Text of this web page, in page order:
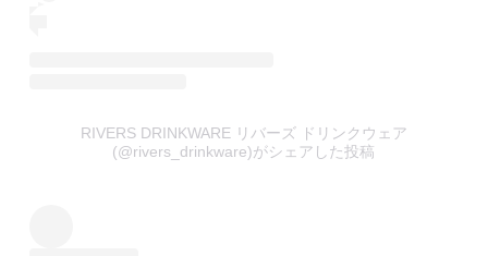
RIVERS DRINKWARE リバーズ ドリンクウェア
(@rivers_drinkware)がシェアした投稿